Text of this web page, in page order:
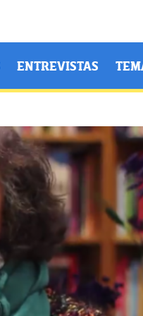
ENTREVISTAS